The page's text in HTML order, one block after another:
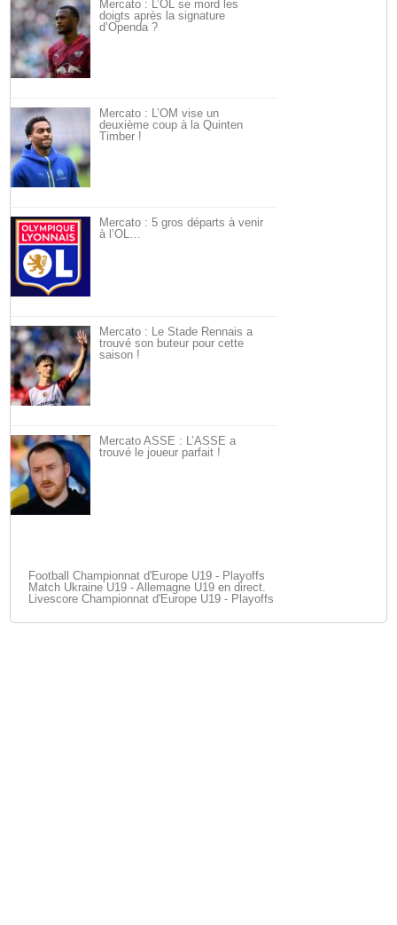
Mercato : L’OL se mord les
doigts après la signature
d’Openda ?
Mercato : L’OM vise un
deuxième coup à la Quinten
Timber !
Mercato : 5 gros départs à venir
à l’OL…
Mercato : Le Stade Rennais a
trouvé son buteur pour cette
saison !
Mercato ASSE : L’ASSE a
trouvé le joueur parfait !
Football Championnat d'Europe U19 - Playoffs
Match Ukraine U19 - Allemagne U19 en direct.
Livescore Championnat d'Europe U19 - Playoffs